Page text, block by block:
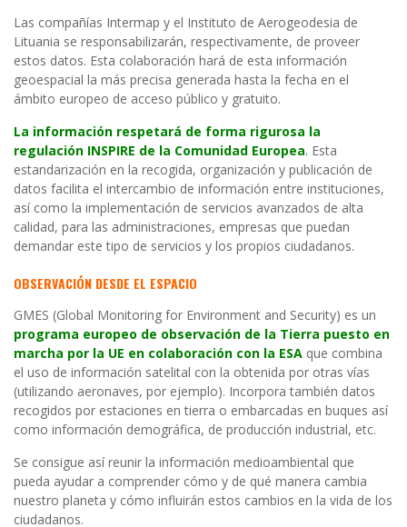
Las compañías Intermap y el Instituto de Aerogeodesia de
Lituania se responsabilizarán, respectivamente, de proveer
estos datos. Esta colaboración hará de esta información
geoespacial la más precisa generada hasta la fecha en el
ámbito europeo de acceso público y gratuito.
La información respetará de forma rigurosa la
regulación INSPIRE de la Comunidad Europea. Esta
estandarización en la recogida, organización y publicación de
datos facilita el intercambio de información entre instituciones,
así como la implementación de servicios avanzados de alta
calidad, para las administraciones, empresas que puedan
demandar este tipo de servicios y los propios ciudadanos.
OBSERVACIÓN DESDE EL ESPACIO
GMES (Global Monitoring for Environment and Security) es un
programa europeo de observación de la Tierra puesto en
marcha por la UE en colaboración con la ESA que combina
el uso de información satelital con la obtenida por otras vías
(utilizando aeronaves, por ejemplo). Incorpora también datos
recogidos por estaciones en tierra o embarcadas en buques así
como información demográfica, de producción industrial, etc.
Se consigue así reunir la información medioambiental que
pueda ayudar a comprender cómo y de qué manera cambia
nuestro planeta y cómo influirán estos cambios en la vida de los
ciudadanos.